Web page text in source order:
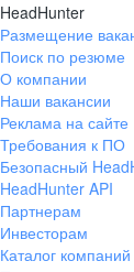
HeadHunter
Размещение
Поиск по резюме
О компании
Наши вакансии
Реклама на сайте
Требования к ПО
Безопасный
HeadHunter API
Партнерам
Инвесторам
Каталог компаний